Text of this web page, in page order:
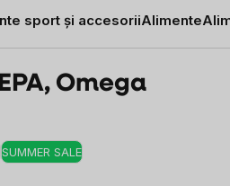
sport și accesoriiAlimente
Omega
SUMMER SALE